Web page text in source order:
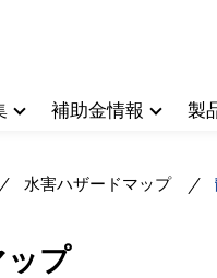
補助金情報 製
水害ハザードマップ
ップ